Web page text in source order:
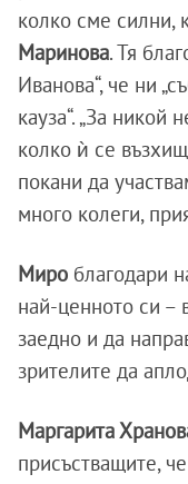
колко сме силни,
Маринова. Тя
Иванова“, че ни
кауза“. „За никой
колко ѝ се
покани да
много колеги,
Миро благодари
най-ценното си –
заедно и да
зрителите да
Маргарита
присъстващите,